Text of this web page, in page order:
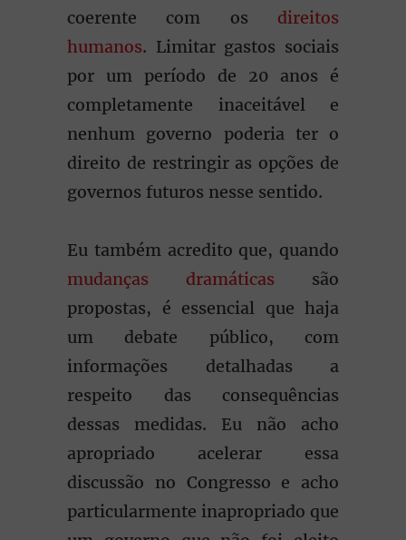
coerente com os direitos
humanos. Limitar gastos sociais
por um período de 20 anos é
completamente inaceitável e
nenhum governo poderia ter o
direito de restringir as opções de
governos futuros nesse sentido.
Eu também acredito que, quando
mudanças dramáticas são
propostas, é essencial que haja
um debate público, com
informações detalhadas a
respeito das consequências
dessas medidas. Eu não acho
apropriado acelerar essa
discussão no Congresso e acho
particularmente inapropriado que